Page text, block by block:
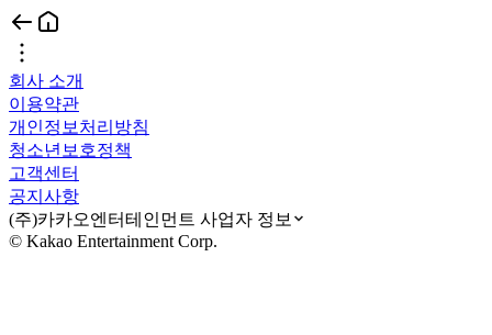
회사 소개
이용약관
개인정보처리방침
청소년보호정책
고객센터
공지사항
(주)카카오엔터테인먼트 사업자 정보
© Kakao Entertainment Corp.